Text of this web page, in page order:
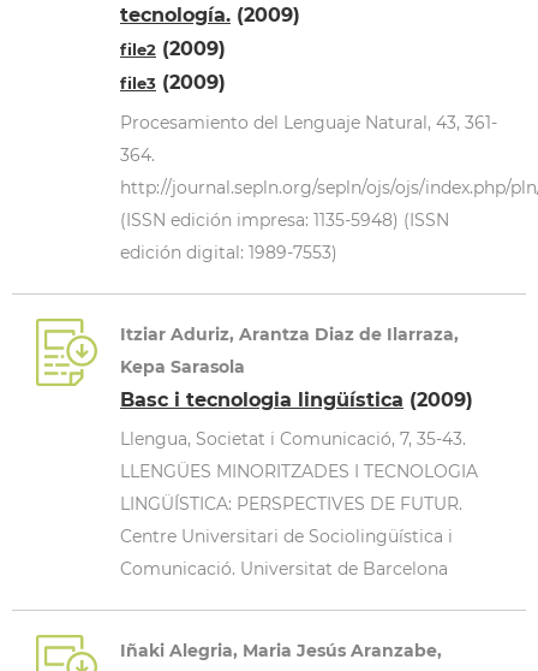
tecnología. (2009)
file2 (2009)
file3 (2009)
Procesamiento del Lenguaje Natural, 43, 361-
364.
http://journal.sepln.org/sepln/ojs/ojs/index.php/
(ISSN edición impresa: 1135-5948) (ISSN
edición digital: 1989-7553)
Itziar Aduriz, Arantza Diaz de Ilarraza,
Kepa Sarasola
Basc i tecnologia lingüística (2009)
Llengua, Societat i Comunicació, 7, 35-43.
LLENGÜES MINORITZADES I TECNOLOGIA
LINGÜÍSTICA: PERSPECTIVES DE FUTUR.
Centre Universitari de Sociolingüística i
Comunicació. Universitat de Barcelona
Iñaki Alegria, Maria Jesús Aranzabe,